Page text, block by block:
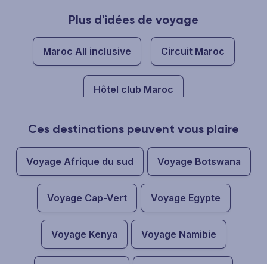
Plus d'idées de voyage
Maroc All inclusive Circuit Maroc
Hôtel club Maroc
Ces destinations peuvent vous plaire
Voyage Afrique du sud Voyage Botswana
Voyage Cap-Vert Voyage Egypte
Voyage Kenya Voyage Namibie